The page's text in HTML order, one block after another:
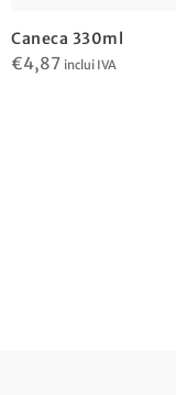
Caneca 330ml
€4,87 inclui IVA